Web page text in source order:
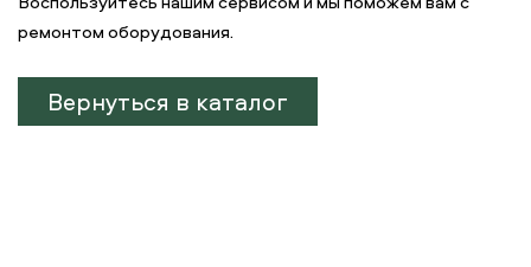
ремонтом оборудования.
Вернуться в каталог